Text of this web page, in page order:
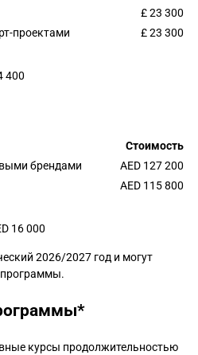
£ 23 300
проектами
£ 23 300
400
Стоимость
брендами
AED 127 200
AED 115 800
16 000
2026/2027 год и могут
программы.
курсы продолжительностью